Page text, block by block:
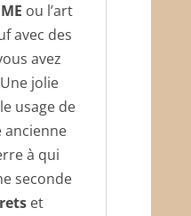
ou l’art
avec des
avez
jolie
usage de
ancienne
à qui
seconde
et